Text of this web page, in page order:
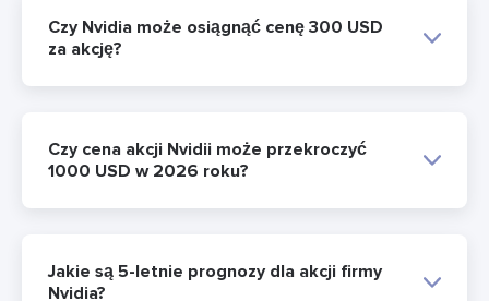
Czy Nvidia może osiągnąć cenę 300 USD
za akcję?
Czy cena akcji Nvidii może przekroczyć
1000 USD w 2026 roku?
Jakie są 5-letnie prognozy dla akcji firmy
Nvidia?